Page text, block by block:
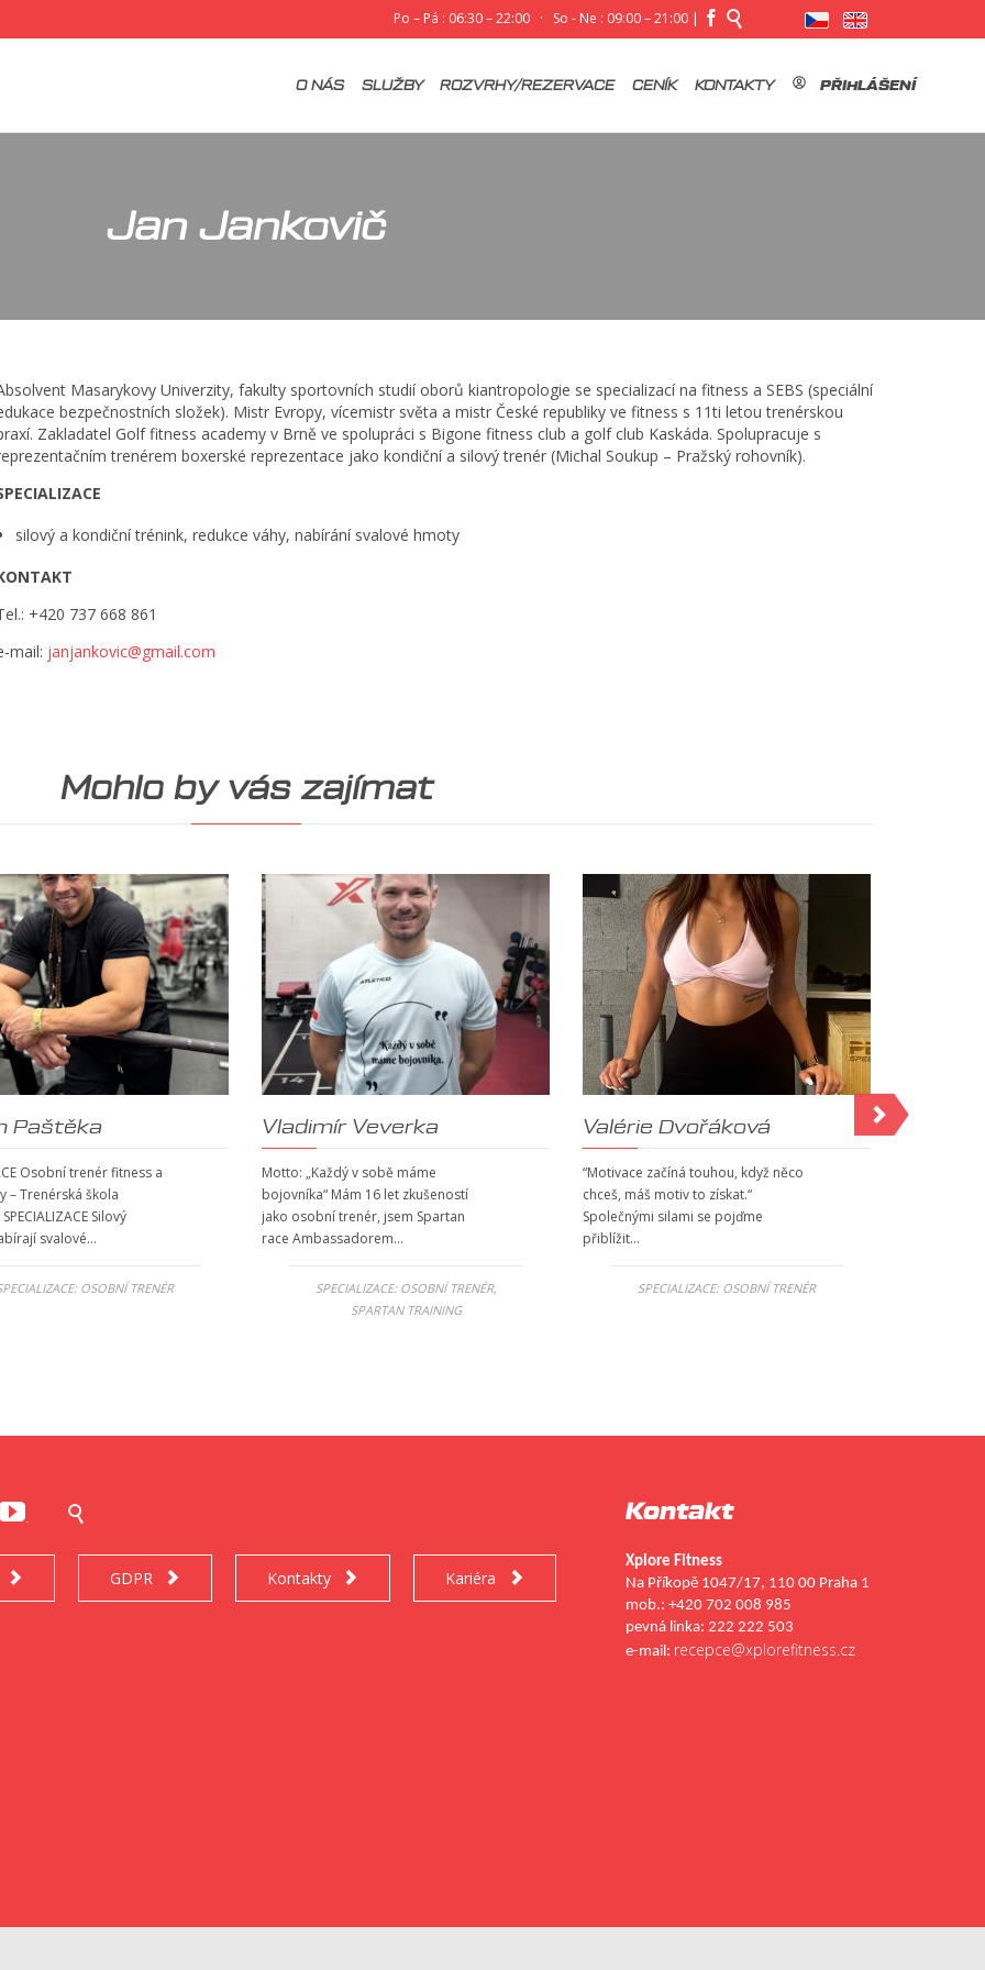
Po – Pá : 06:30 – 22:00 · So - Ne : 09:00 – 21:00 |  
O NÁS SLUŽBY ROZVRHY/REZERVACE CENÍK KONTAKTY PŘIHLÁŠENÍ
Jan Jankovič
Masarykovy Univerzity, fakulty sportovních studií oborů kiantropologie se specializací na fitness a SEBS (speciální
bezpečnostních složek). Mistr Evropy, vícemistr světa a mistr České republiky ve fitness s 11ti letou trenérskou
Zakladatel Golf fitness academy v Brně ve spolupráci s Bigone fitness club a golf club Kaskáda. Spolupracuje s
trenérem boxerské reprezentace jako kondiční a silový trenér (Michal Soukup – Pražský rohovník).
silový a kondiční trénink, redukce váhy, nabírání svalové hmoty
+420 737 668 861
mail: janjankovic@gmail.com
Mohlo by vás zajímat
Paštěka
Osobní trenér fitness a
– Trenérská škola
Silový
svalové…
OSOBNÍ TRENÉR
Vladimír Veverka
Motto: „Každý v sobě máme
bojovníka“ Mám 16 let zkušeností
jako osobní trenér, jsem Spartan
race Ambassadorem…
SPECIALIZACE: OSOBNÍ TRENÉR,
SPARTAN TRAINING
Valérie Dvořáková
“Motivace začíná touhou, když něco
chceš, máš motiv to získat.“
Společnými silami se pojďme
přiblížit…
SPECIALIZACE: OSOBNÍ TRENÉR
. 
 GDPR  Kontakty  Kariéra 
Kontakt
Xplore Fitness
Na Příkopě 1047/17, 110 00 Praha 1
mob.: +420 702 008 985
pevná linka: 222 222 503
e-mail: recepce@xplorefitness.cz